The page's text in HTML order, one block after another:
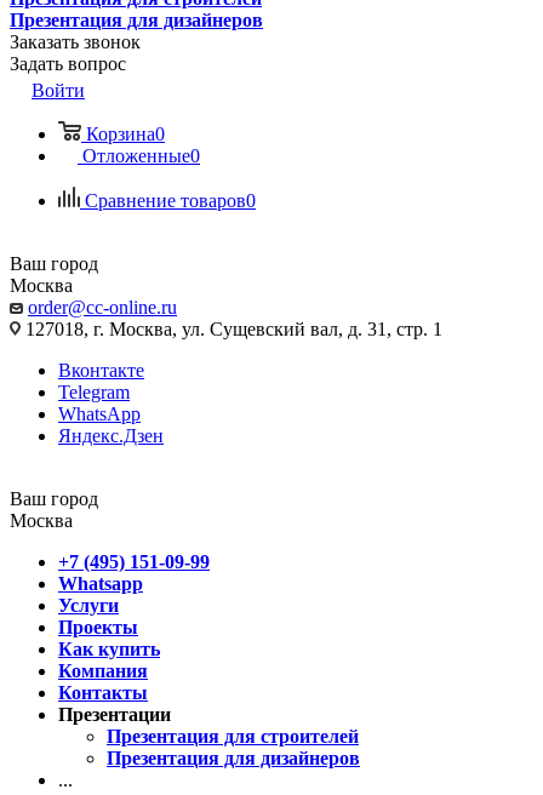
Презентация для дизайнеров
Заказать звонок
Задать вопрос
Войти
Корзина0
Отложенные0
Сравнение товаров0
Ваш город
Москва
order@cc-online.ru
127018, г. Москва, ул. Сущевский вал, д. 31, стр. 1
Вконтакте
Telegram
WhatsApp
Яндекс.Дзен
Ваш город
Москва
+7 (495) 151-09-99
Whatsapp
Услуги
Проекты
Как купить
Компания
Контакты
Презентации
Презентация для строителей
Презентация для дизайнеров
...